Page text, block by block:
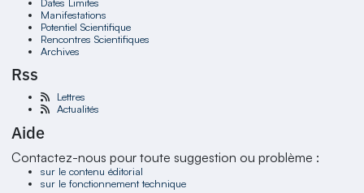
Manifestations
Potentiel Scientifique
Rencontres Scientifiques
Archives
Rss
Lettres
Actualités
Aide
Contactez-nous pour toute suggestion ou problème :
sur le contenu éditorial
sur le fonctionnement technique